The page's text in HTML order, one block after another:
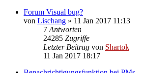
Forum Visual bug?
von Lischang » 11 Jan 2017 11:13
7 Antworten
24285 Zugriffe
Letzter Beitrag von Shartok
11 Jan 2017 18:17